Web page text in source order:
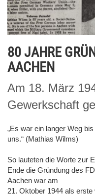
80 JAHRE
AACHEN
Am 18. März
Gewerkschaft
„Es war ein langer Weg
uns.“ (Mathias Wilms)
So lauteten die Worte zur
Ende die Gründung des
Aachen war am
21. Oktober 1944 als